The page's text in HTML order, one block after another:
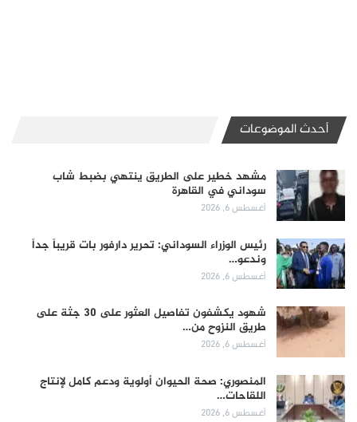
أحدث الموضوعات
مشهد خطير على الطريق ينتهي بضبط شاب
سوداني في القاهرة
أغسطس 6, 2026
رئيس الوزراء السوداني: تحرير دارفور بات قريباً جداً
وندعو…
أغسطس 6, 2026
شهود يكشفون تفاصيل العثور على 30 جثة على
طريق النزوح من…
أغسطس 6, 2026
المنصوري: صحة الحيوان أولوية ودعم كامل لإنتاج
اللقاحات…
أغسطس 6, 2026